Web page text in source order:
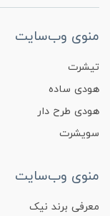
منوی وب‌سایت
تیشرت
هودی ساده
هودی طرح دار
سویشرت
منوی وب‌سایت
معرفی برند نیک